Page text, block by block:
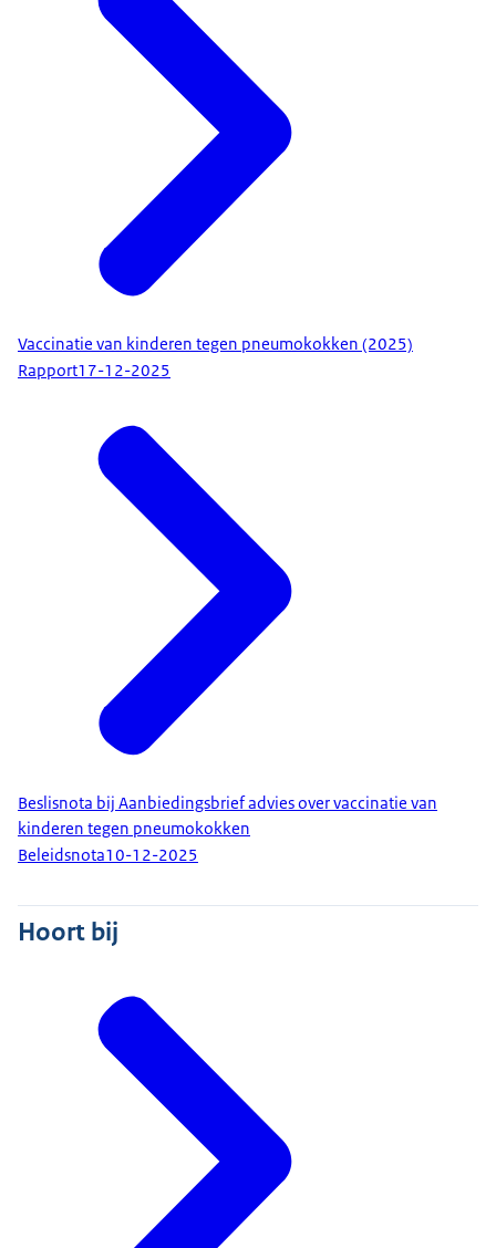
Vaccinatie van kinderen tegen pneumokokken (2025)
Rapport17-12-2025
Beslisnota bij Aanbiedingsbrief advies over vaccinatie van
kinderen tegen pneumokokken
Beleidsnota10-12-2025
Hoort bij